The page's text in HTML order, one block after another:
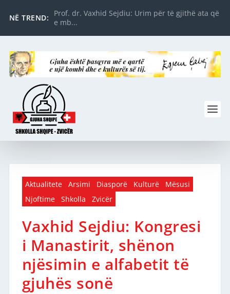
NË TREND:
Prof. dr. Vaxhid Sejdiu: Urim për të gjithë ata që
e mb...
Aktualitete Arsimi Diasporë Kulturë
Mësusi
Njoftime
Shkolla Zvicër
Vaxhid Sejdiu: Kongresi
i Manastirit, shënon
njësimin e alfabetit të
gjuhës sonë